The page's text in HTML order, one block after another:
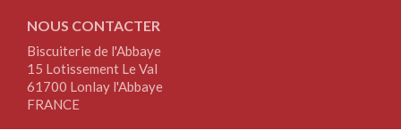
NOUS CONTACTER
Biscuiterie de l'Abbaye
15 Lotissement Le Val
61700 Lonlay l'Abbaye
FRANCE